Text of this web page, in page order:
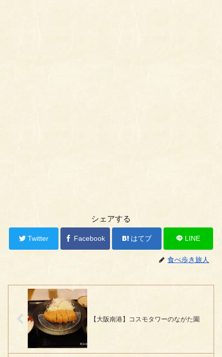
シェアする
Twitter Facebook はてブ LINE
食べ歩き旅人
【大阪南港】コスモタワーのながた園